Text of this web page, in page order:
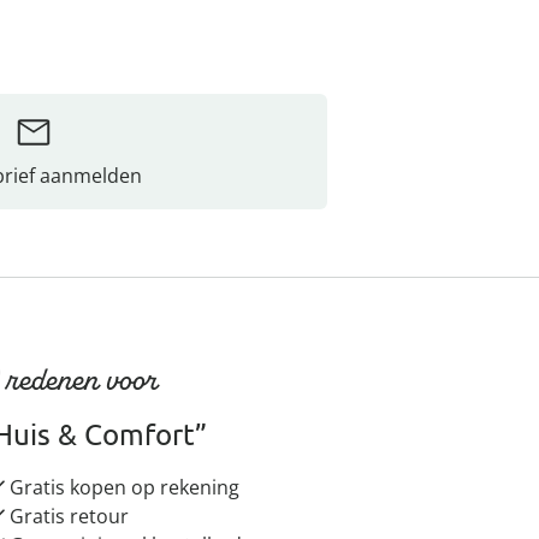
aanmelden
voor
& Comfort”
Gratis kopen op rekening
Gratis retour